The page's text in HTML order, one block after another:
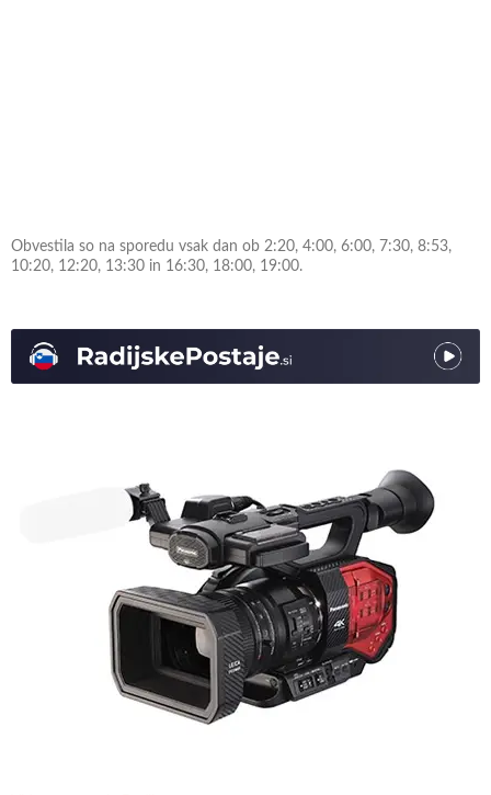
Obvestila so na sporedu vsak dan ob 2:20, 4:00, 6:00, 7:30, 8:53,
10:20, 12:20, 13:30 in 16:30, 18:00, 19:00.